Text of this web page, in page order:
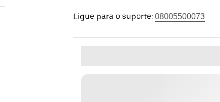
Ligue para o suporte: 08005500073